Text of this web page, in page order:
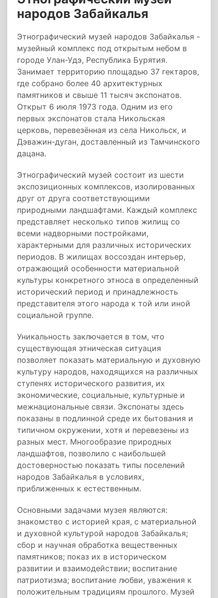
народов Забайкалья
Этнографический музей народов Забайкалья -
музейный комплекс под открытым небом в
городе Улан-Удэ, Республика Бурятия.
Занимает территорию площадью 37 гектаров,
где собрано более 40 архитектурных
памятников и свыше 11 тысяч экспонатов.
Открыт 6 июля 1973 года. Одним из его
первых экспонатов стала Никольская
церковь, перевезённая из села Никольск, и
Дэважин-дуган, доставленный из Тамчинского
дацана.
Этнографический музей состоит из шести
экспозиционных комплексов, изолированных
друг от друга соответствующими
природными ландшафтами. Каждый комплекс
представляет несколько типов жилищ со
всеми надворными постройками,
характерными для различных исторических
периодов. В жилищах воссоздан интерьер,
отражающий особенности материальной
культуры конкретного этноса в определенный
исторический период и принадлежность
представителя этого народа к той или иной
социальной группе.
Уникальность заключается в том, что
существующая этническая ситуация
позволяет показать материальную и духовную
культуру народов, находящихся на различных
ступенях исторического развития, их
экономические, социальные, культурные и
межнациональные связи. Экспонаты здесь
показаны в подлинной среде их бытования и
типичном окружении, хотя и перевезены из
разных мест. Многообразие природных
ландшафтов, позволило с наибольшей
достоверностью показать типы поселений
народов Забайкалья в условиях,
приближенных к естественным.
Основными задачами музея являются:
знакомство с историей края, с материальной
и духовной культурой народов Забайкалья;
сбор и научная обработка вещественных
памятников; показ их в историческом
развитии и взаимодействии; воспитание
патриотизма; воспитание любви, уважения к
положительным традициям прошлого. Музей